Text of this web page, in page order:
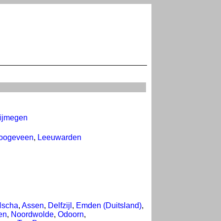
, Leeuwarden
, Assen, Delfzijl , Emden (Duitsland),
, Noordwolde, Odoorn,